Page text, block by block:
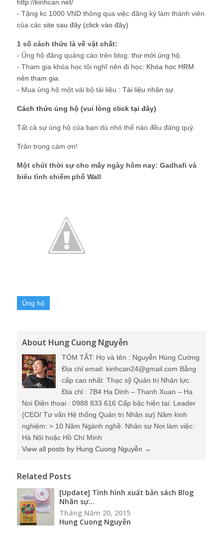
http://kinhcan.net/
- Tặng kc 1000 VND thông qua việc đăng ký làm thành viên
của các site sau đây (click vào đây)
1 số cách thức là về vật chất:
- Ủng hộ đăng quảng cáo trên blog: thư mời ủng hộ.
- Tham gia khóa học tôi nghĩ nên đi học: Khóa học HRM
nên tham gia.
- Mua ủng hộ một vài bộ tài liệu : Tài liệu nhân sự.
Cách thức ủng hộ (vui lòng click tại đây)
Tất cả sự ủng hộ của bạn dù nhỏ thế nào đều đáng quý.
Trân trọng cám ơn!
Một chút thời sự cho mấy ngày hôm nay: Gadhafi và
biểu tình chiếm phố Wall
Ủng hộ
About Hung Cuong Nguyễn
TÓM TẮT: Họ và tên : Nguyễn Hùng Cường
Địa chỉ email: kinhcan24@gmail.com Bằng
cấp cao nhất: Thạc sỹ Quản trị Nhân lực
Địa chỉ : 7B4 Ha Dinh – Thanh Xuan – Ha
Noi Điện thoại : 0988 833 616 Cấp bậc hiện tại: Leader
(CEO/ Tư vấn Hệ thống Quản trị Nhân sự) Năm kinh
nghiệm: > 10 Năm Ngành nghề: Nhân sự Nơi làm việc:
Hà Nội hoặc Hồ Chí Minh
View all posts by Hung Cuong Nguyễn →
Related Posts
[Update] Tình hình xuất bản sách Blog
Nhân sự...
Tháng Năm 20, 2015
Hung Cuong Nguyễn